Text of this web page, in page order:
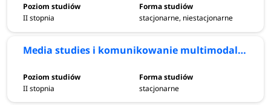
II stopnia stacjonarne, niestacjonarne
Media studies i komunikowanie multimodalne
II stopnia stacjonarne